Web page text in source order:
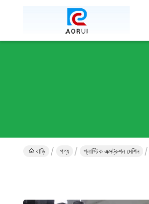
বাড়ি পণ্য প্লাস্টিক এক্সট্রুশন মেশিন